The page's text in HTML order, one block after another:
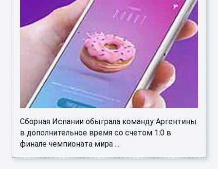
Сборная Испании обыграла команду Аргентины
в дополнительное время со счетом 1:0 в
финале чемпионата мира ...